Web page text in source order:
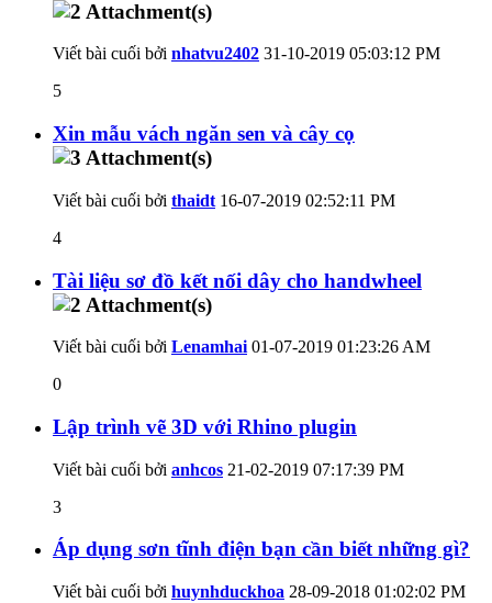
Viết bài cuối bởi nhatvu2402 31-10-2019 05:03:12 PM
5
Xin mẫu vách ngăn sen và cây cọ
Viết bài cuối bởi thaidt 16-07-2019 02:52:11 PM
4
Tài liệu sơ đồ kết nối dây cho handwheel
Viết bài cuối bởi Lenamhai 01-07-2019 01:23:26 AM
0
Lập trình vẽ 3D với Rhino plugin
Viết bài cuối bởi anhcos 21-02-2019 07:17:39 PM
3
Áp dụng sơn tĩnh điện bạn cần biết những gì?
Viết bài cuối bởi huynhduckhoa 28-09-2018 01:02:02 PM